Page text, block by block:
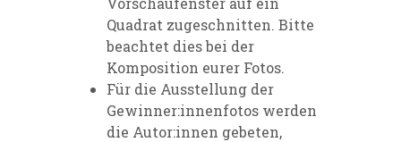
Quadrat zugeschnitten. Bitte
beachtet dies bei der
Komposition eurer Fotos.
Für die Ausstellung der
Gewinner:innenfotos werden
die Autor:innen gebeten,